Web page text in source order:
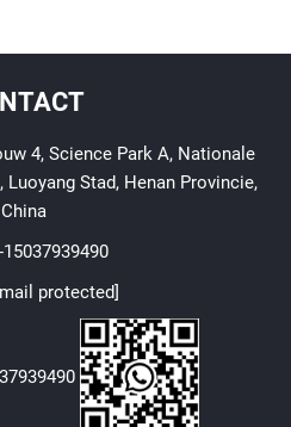
4, Science Park A, Nationale
Stad, Henan Provincie,
China
protected]